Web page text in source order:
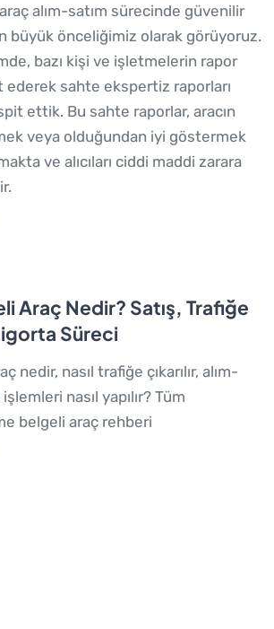
alım-satım sürecinde güvenilir
büyük önceliğimiz olarak görüyoruz.
bazı kişi ve işletmelerin rapor
ederek sahte ekspertiz raporları
ettik. Bu sahte raporlar, aracın
veya olduğundan iyi göstermek
ve alıcıları ciddi maddi zarara
Araç Nedir? Satış, Trafiğe
Süreci
nedir, nasıl trafiğe çıkarılır, alım-
nasıl yapılır? Tüm
belgeli araç rehberi